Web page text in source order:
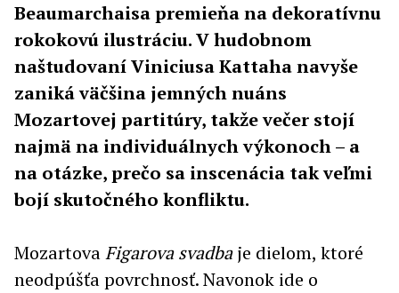
Beaumarchaisa premieňa na dekoratívnu
rokokovú ilustráciu. V hudobnom
naštudovaní Viniciusa Kattaha navyše
zaniká väčšina jemných nuáns
Mozartovej partitúry, takže večer stojí
najmä na individuálnych výkonoch – a
na otázke, prečo sa inscenácia tak veľmi
bojí skutočného konfliktu.
MozartovaFigarova svadbaje dielom, ktoré
neodpúšťa povrchnosť. Navonok ide o